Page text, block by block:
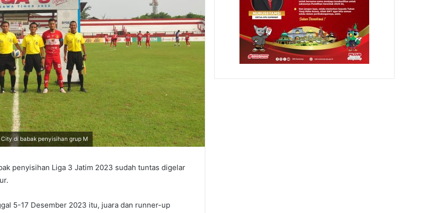
City di babak penyisihan grup M
penyisihan Liga 3 Jatim 2023 sudah tuntas digelar
5-17 Desember 2023 itu, juara dan runner-up